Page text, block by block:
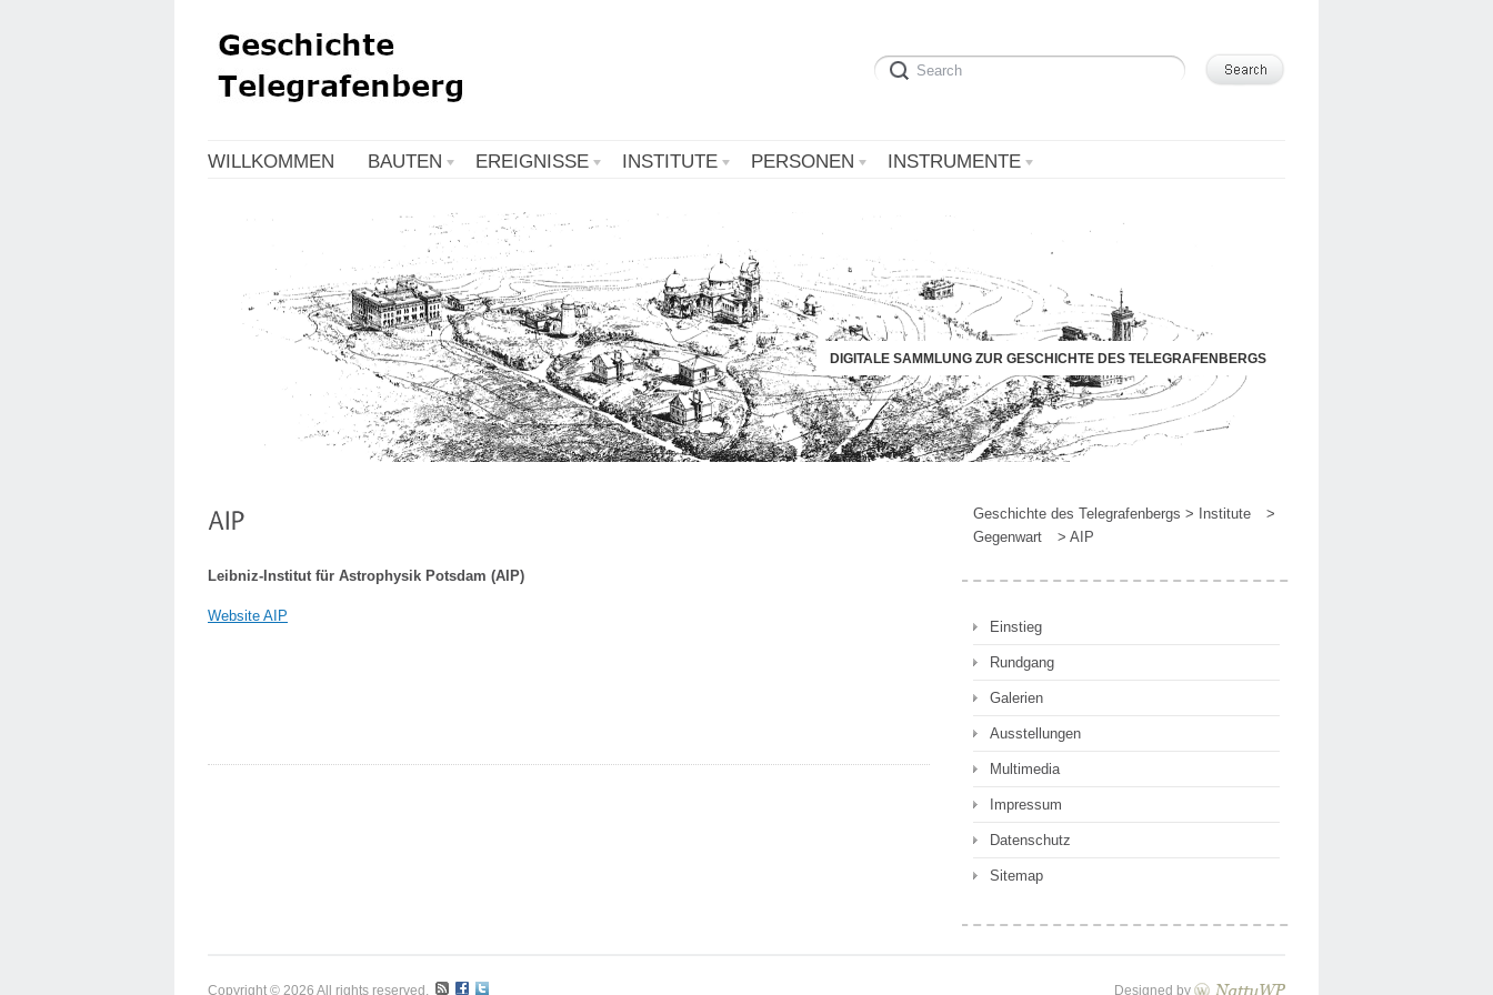
WILLKOMMEN BAUTEN EREIGNISSE INSTITUTE PERSONEN INSTRUMENTE
DIGITALE SAMMLUNG ZUR GESCHICHTE DES TELEGRAFENBERGS
Leibniz-Institut für Astrophysik Potsdam (AIP)
Website AIP
Geschichte des Telegrafenbergs > Institute
>
Gegenwart
> AIP
Einstieg
Rundgang
Galerien
Ausstellungen
Multimedia
Impressum
Datenschutz
Sitemap
Copyright © 2026 All rights reserved. Designed by